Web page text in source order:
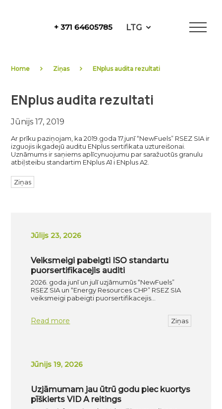
+ 371 64605785 LTG
Home Ziņas ENplus audita rezultati
ENplus audita rezultati
Jūnijs 17, 2019
Ar prīku paziņojam, ka 2019.goda 17.junī “NewFuels” RSEZ SIA ir
izguojis ikgadejū auditu ENplus sertifikata uztureišonai.
Uznāmums ir saņiems aplīcynuojumu par saražuotūs granulu
atbiļsteibu standartim ENplus A1 i ENplus A2.
Ziņas
Jūlijs 23, 2026
Veiksmeigi pabeigti ISO standartu
puorsertifikacejis auditi
2026. goda junī un julī uzjāmumūs “NewFuels”
RSEZ SIA un “Energy Resources CHP” RSEZ SIA
veiksmeigi pabeigti puorsertifikacejis…
Read more Ziņas
Jūnijs 19, 2026
Uzjāmumam jau ūtrū godu piec kuortys
pīškierts VID A reitings